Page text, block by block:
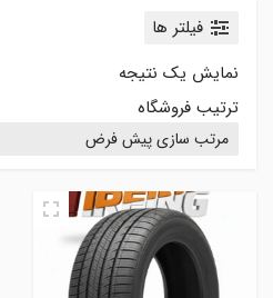
فیلتر ها
نمایش یک نتیجه
ترتیب فروشگاه